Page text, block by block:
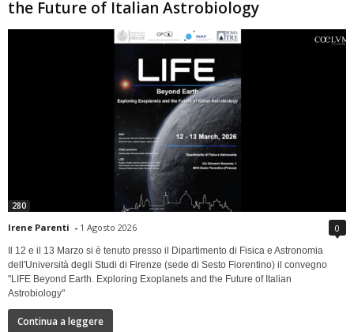
the Future of Italian Astrobiology
280
Irene Parenti - 1 Agosto 2026 0
Il 12 e il 13 Marzo si è tenuto presso il Dipartimento di Fisica e Astronomia
dell'Università degli Studi di Firenze (sede di Sesto Fiorentino) il convegno
"LIFE Beyond Earth. Exploring Exoplanets and the Future of Italian
Astrobiology"
Continua a leggere